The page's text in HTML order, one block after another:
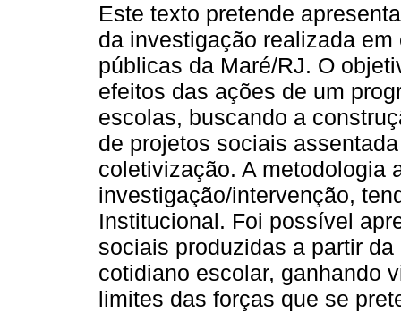
Este texto pretende
da investigação realizada em
públicas da Maré/RJ. O
efeitos das ações de um
escolas, buscando a
de projetos sociais
coletivização. A metodologia
investigação/intervenção,
Institucional. Foi possível
sociais produzidas a partir
cotidiano escolar, ganhando
limites das forças que se